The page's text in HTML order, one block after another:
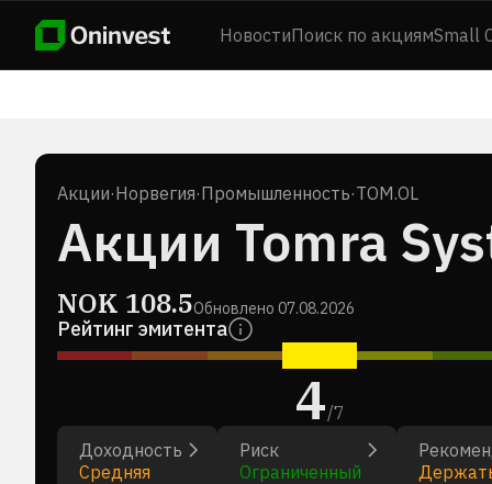
НовостиПоиск по акциямSmall
Акции·Норвегия·Промышленность·TOM.OL
Акции Tomra
NOK 108.5Обновлено 07.08.2026
Рейтинг эмитента
4/7
Доходность
Средняя
Риск
Ограниченный